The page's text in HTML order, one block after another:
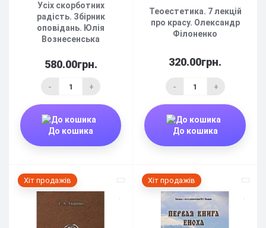
Усіх скорботних
радість. Збірник
оповідань. Юлія
Вознесенська
580.00грн.
- +
До кошика
Теоестетика. 7 лекцій
про красу. Олександр
Філоненко
320.00грн.
- +
До кошика
Хіт продажів Хіт продажів